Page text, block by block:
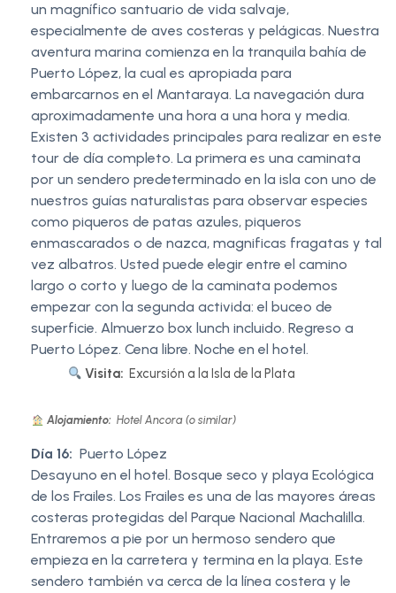
un magnífico santuario de vida salvaje,
especialmente de aves costeras y pelágicas. Nuestra
aventura marina comienza en la tranquila bahía de
Puerto López, la cual es apropiada para
embarcarnos en el Mantaraya. La navegación dura
aproximadamente una hora a una hora y media.
Existen 3 actividades principales para realizar en este
tour de día completo. La primera es una caminata
por un sendero predeterminado en la isla con uno de
nuestros guías naturalistas para observar especies
como piqueros de patas azules, piqueros
enmascarados o de nazca, magnificas fragatas y tal
vez albatros. Usted puede elegir entre el camino
largo o corto y luego de la caminata podemos
empezar con la segunda activida: el buceo de
superficie. Almuerzo box lunch incluido. Regreso a
Puerto López. Cena libre. Noche en el hotel.
Visita: Excursión a la Isla de la Plata
Alojamiento: Hotel Ancora (o similar)
Día 16: Puerto López
Desayuno en el hotel. Bosque seco y playa Ecológica
de los Frailes. Los Frailes es una de las mayores áreas
costeras protegidas del Parque Nacional Machalilla.
Entraremos a pie por un hermoso sendero que
empieza en la carretera y termina en la playa. Este
sendero también va cerca de la línea costera y le